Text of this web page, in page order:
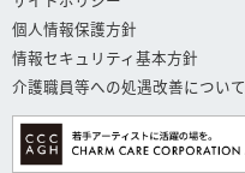
個人情報保護方針
情報セキュリティ基本方針
介護職員等への処遇改善について